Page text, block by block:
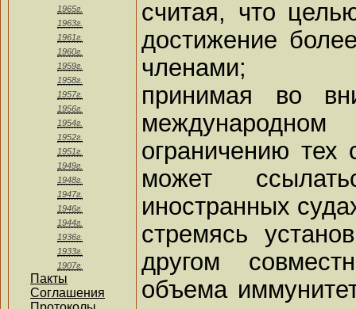
1965г.
1963г.
1961г.
1960г.
1959г.
1958г.
1957г.
1956г.
1954г.
1952г.
1951г.
1949г.
1948г.
1947г.
1946г.
1944г.
1936г.
1933г.
1907г.
Пакты
Соглашения
считая, что
достижение
членами;
принимая во
ограничению тех
может
иностранных
стремясь
другом
объема